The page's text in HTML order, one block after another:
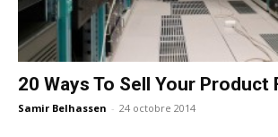
20 Ways To Sell Your Product
Samir Belhassen - 24 octobre 2014